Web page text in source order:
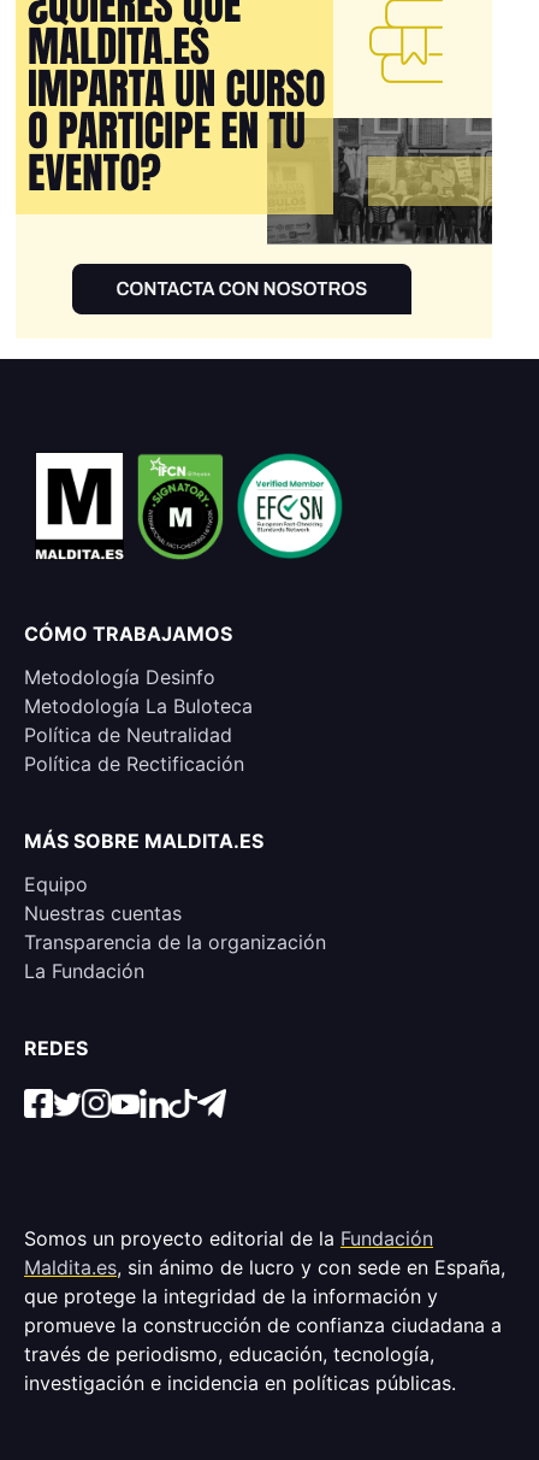
CÓMO TRABAJAMOS
Metodología Desinfo
Metodología La Buloteca
Política de Neutralidad
Política de Rectificación
MÁS SOBRE MALDITA.ES
Equipo
Nuestras cuentas
Transparencia de la organización
La Fundación
REDES
Somos un proyecto editorial de la Fundación
Maldita.es, sin ánimo de lucro y con sede en España,
que protege la integridad de la información y
promueve la construcción de confianza ciudadana a
través de periodismo, educación, tecnología,
investigación e incidencia en políticas públicas.